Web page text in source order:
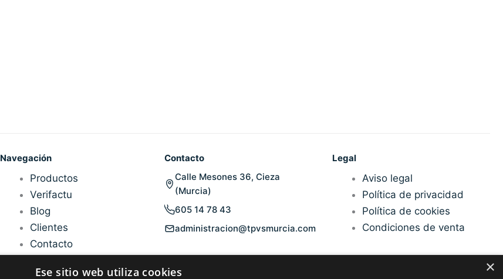
Navegación
Productos
Verifactu
Blog
Clientes
Contacto
Contacto
Calle Mesones 36, Cieza
(Murcia)
605 14 78 43
administracion@tpvsmurcia.com
Legal
Aviso legal
Política de privacidad
Política de cookies
Condiciones de venta
×
Ese sitio web utiliza cookies